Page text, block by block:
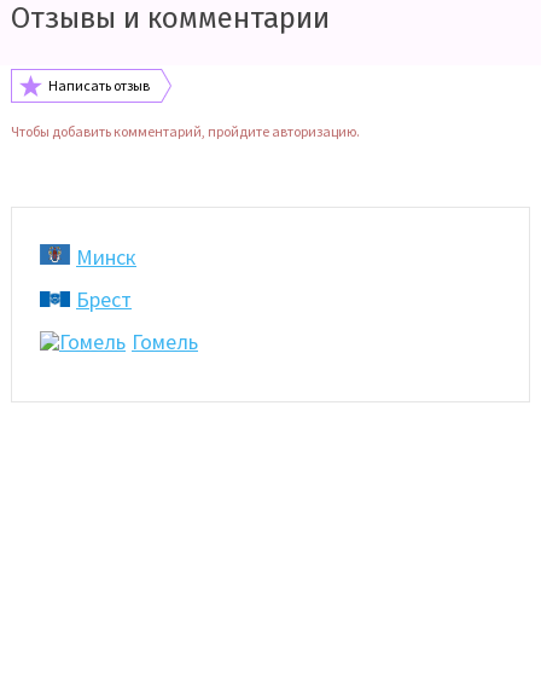
Отзывы и комментарии
Написать отзыв
Чтобы добавить комментарий, пройдите авторизацию.
Минск
Брест
Гомель